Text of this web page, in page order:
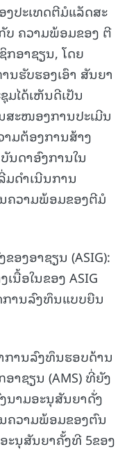
ງປະເທດຕີມໍແລັດສະ
ບ ຄວາມພ້ອມຂອງ ຕີ
ກອາຊຽນ, ໂດຍ
ນຮັບຮອງເອົາ ສັນຍາ
ໄດ້ເຫັນດີເປັນ
ສະໜອງການປະເມີນ
ມຕ້ອງການສ້າງ
ນດາອົງການໃນ
ດຳເນີນການ
ຄວາມພ້ອມຂອງຕີມໍ
ງອາຊຽນ (ASIG):
ນື້ອໃນຂອງ ASIG
ການລົງທຶນແບບຍືນ
ການລົງທຶນຮອບດ້ານ
ອາຊຽນ (AMS) ທີ່ຍັງ
ນາມອະນຸສັນຍາດັ່ງ
ຄວາມພ້ອມຂອງຕົນ
ະນຸສັນຍາຄັ້ງທີ 5ຂອງ